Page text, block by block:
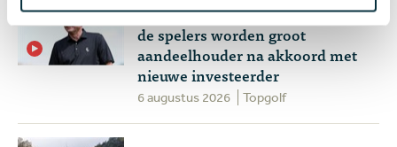
Plots goed nieuws voor LIV Golf:
de spelers worden groot
aandeelhouder na akkoord met
nieuwe investeerder
6 augustus 2026 Topgolf